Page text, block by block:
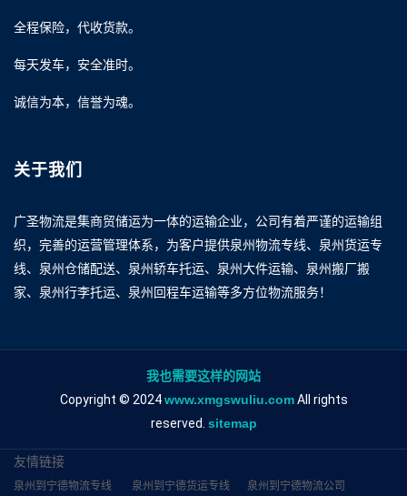
全程保险，代收货款。
每天发车，安全准时。
诚信为本，信誉为魂。
关于我们
广圣物流是集商贸储运为一体的运输企业，公司有着严谨的运输组
织，完善的运营管理体系，为客户提供泉州物流专线、泉州货运专
线、泉州仓储配送、泉州轿车托运、泉州大件运输、泉州搬厂搬
家、泉州行李托运、泉州回程车运输等多方位物流服务！
我也需要这样的网站
Copyright © 2024www.xmgswuliu.comAll rights
reserved. sitemap
友情链接
泉州到宁德物流专线 泉州到宁德货运专线 泉州到宁德物流公司